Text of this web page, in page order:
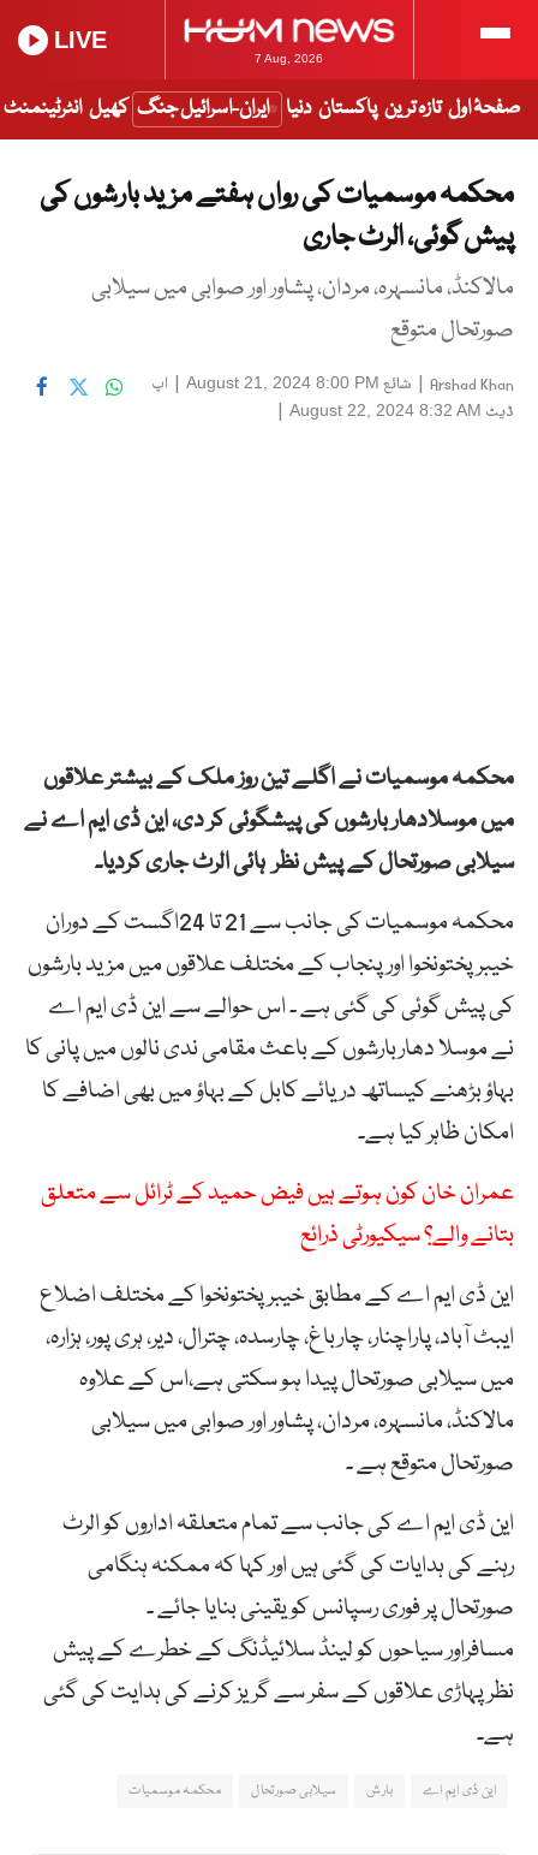
7 Aug, 2026
LIVE
صفحۂ اول تازہ ترین پاکستان دنیا ایران-اسرائیل جنگ کھیل انٹرٹینمنٹ
محکمہ موسمیات کی رواں ہفتے مزید بارشوں کی
پیش گوئی، الرٹ جاری
مالاکنڈ، مانسہرہ، مردان، پشاور اور صوابی میں سیلابی
صورتحال متوقع
Arshad Khan
| شائع August 21, 2024 8:00 PM
| اپ
ڈیٹ August 22, 2024 8:32 AM
|
محکمہ موسمیات نے اگلے تین روز ملک کے بیشتر علاقوں
میں موسلادھار بارشوں کی پیشگوئی کر دی، این ڈی ایم اے نے
سیلابی صورتحال کے پیش نظر ہائی الرٹ جاری کردیا۔
محکمہ موسمیات کی جانب سے 21 تا 24اگست کے دوران
خیبرپختونخوا اور پنجاب کے مختلف علاقوں میں مزید بارشوں
کی پیش گوئی کی گئی ہے ۔ اس حوالے سے این ڈی ایم اے
نے موسلا دھاربارشوں کے باعث مقامی ندی نالوں میں پانی کا
بہاؤ بڑھنے کیساتھ دریائے کابل کے بہاؤ میں بھی اضافے کا
امکان ظاہر کیا ہے۔
عمران خان کون ہوتے ہیں فیض حمید کے ٹرائل سے متعلق
بتانے والے؟ سیکیورٹی ذرائع
این ڈی ایم اے کے مطابق خیبرپختونخوا کے مختلف اضلاع
ایبٹ آباد، پاراچنار، چارباغ، چارسدہ، چترال، دیر، ہری پور، ہزارہ،
میں سیلابی صورتحال پیدا ہو سکتی ہے،اس کے علاوہ
مالاکنڈ، مانسہرہ، مردان، پشاور اور صوابی میں سیلابی
صورتحال متوقع ہے ۔
این ڈی ایم اے کی جانب سے تمام متعلقہ اداروں کو الرٹ
رہنے کی ہدایات کی گئی ہیں اور کہا کہ ممکنہ ہنگامی
صورتحال پر فوری رسپانس کو یقینی بنایا جائے ۔
مسافراور سیاحوں کو لینڈ سلائیڈنگ کے خطرے کے پیش
نظر پہاڑی علاقوں کے سفر سے گریز کرنے کی ہدایت کی گئی
ہے۔
این ڈی ایم اے بارش سیلابی صورتحال محکمہ موسمیات